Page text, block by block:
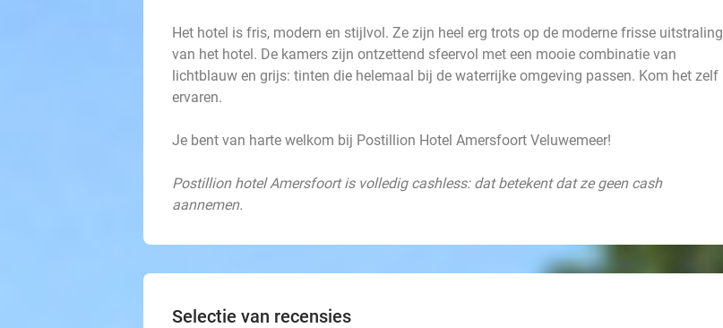
Het hotel is fris, modern en stijlvol. Ze zijn heel erg trots op de moderne frisse uitstraling
van het hotel. De kamers zijn ontzettend sfeervol met een mooie combinatie van
lichtblauw en grijs: tinten die helemaal bij de waterrijke omgeving passen. Kom het zelf
ervaren.
Je bent van harte welkom bij Postillion Hotel Amersfoort Veluwemeer!
Postillion hotel Amersfoort is volledig cashless: dat betekent dat ze geen cash
aannemen.
Selectie van recensies